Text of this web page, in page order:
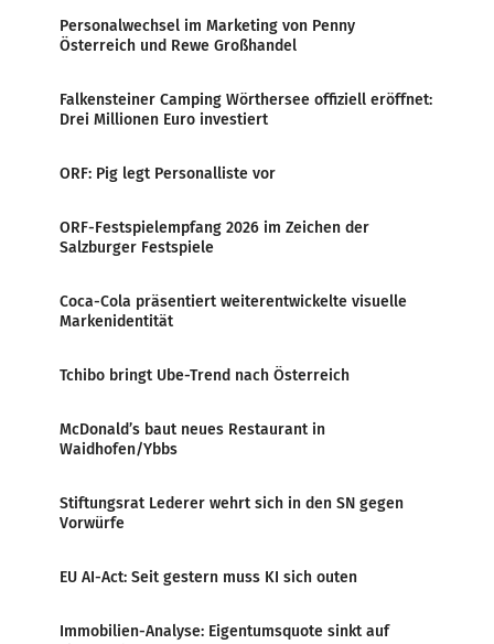
Personalwechsel im Marketing von Penny
Österreich und Rewe Großhandel
Falkensteiner Camping Wörthersee offiziell eröffnet:
Drei Millionen Euro investiert
ORF: Pig legt Personalliste vor
ORF-Festspielempfang 2026 im Zeichen der
Salzburger Festspiele
Coca-Cola präsentiert weiterentwickelte visuelle
Markenidentität
Tchibo bringt Ube-Trend nach Österreich
McDonald’s baut neues Restaurant in
Waidhofen/Ybbs
Stiftungsrat Lederer wehrt sich in den SN gegen
Vorwürfe
EU AI-Act: Seit gestern muss KI sich outen
Immobilien-Analyse: Eigentumsquote sinkt auf